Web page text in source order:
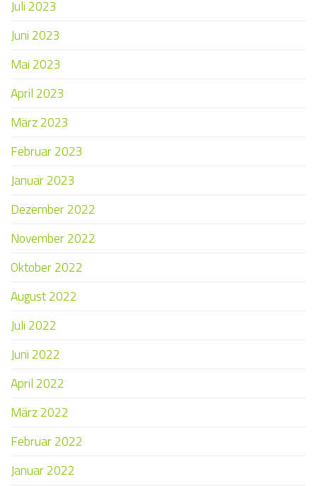
Juli 2023
Juni 2023
Mai 2023
April 2023
März 2023
Februar 2023
Januar 2023
Dezember 2022
November 2022
Oktober 2022
August 2022
Juli 2022
Juni 2022
April 2022
März 2022
Februar 2022
Januar 2022